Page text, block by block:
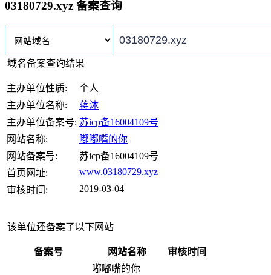
03180729.xyz 备案查询
域名备案查询结果
主办单位性质:
个人
主办单位名称:
蒋沐
主办单位备案号: 苏icp备16004109号
网站名称:
嘟嘟嘴的你
网站备案号:
苏icp备16004109号
首页网址:
www.03180729.xyz
审核时间:
2019-03-04
该单位还备案了以下网站
备案号 网站名称 审核时间
嘟嘟嘴的你